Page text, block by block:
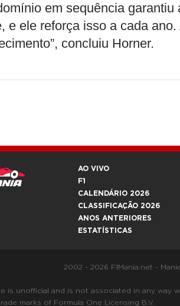
em sequência
e ele reforça isso a cada
concluiu Horner.
AO VIVO
F1
CALENDÁRIO 2026
CLASSIFICAÇÃO 2026
ANOS ANTERIORES
ESTATÍSTICAS
2002 - 2026 F1Mania.net -
is unofficial and is not associated in any way
marks of Formula One Licensing B.V.